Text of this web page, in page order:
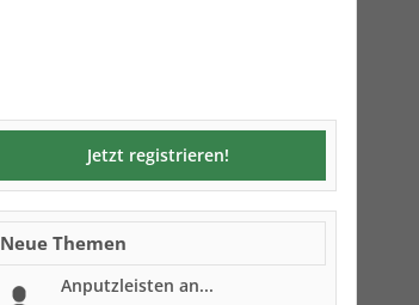
Jetzt registrieren!
Neue Themen
Anputzleisten an...